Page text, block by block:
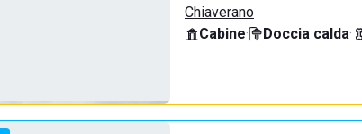
Chiaverano
Cabine· Doccia calda·